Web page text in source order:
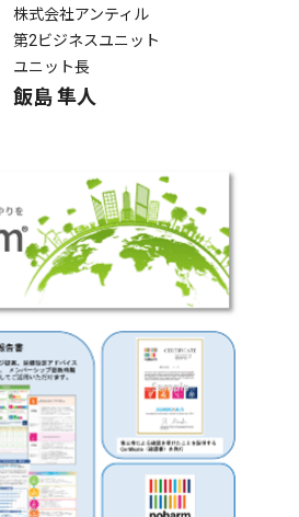
株式会社アンティル
第2ビジネスユニット
ユニット長
飯島 隼人